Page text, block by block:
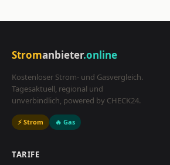
Stromanbieter.online
Kostenloser Strom- und Gasvergleich.
Tagesaktuell, regional und
unverbindlich, powered by CHECK24.
⚡ Strom 🔥 Gas
TARIFE